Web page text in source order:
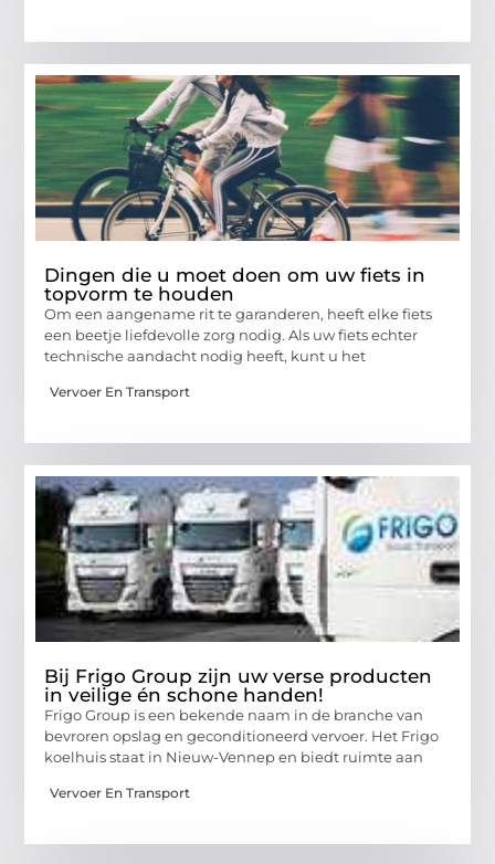
Dingen die u moet doen om uw fiets in
topvorm te houden
Om een ​​aangename rit te garanderen, heeft elke fiets
een beetje liefdevolle zorg nodig. Als uw fiets echter
technische aandacht nodig heeft, kunt u het
Vervoer En Transport
Bij Frigo Group zijn uw verse producten
in veilige én schone handen!
Frigo Group is een bekende naam in de branche van
bevroren opslag en geconditioneerd vervoer. Het Frigo
koelhuis staat in Nieuw-Vennep en biedt ruimte aan
Vervoer En Transport